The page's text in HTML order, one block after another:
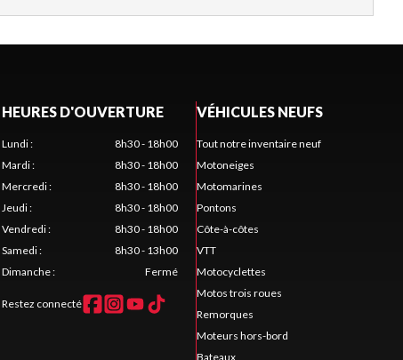
HEURES D'OUVERTURE
Lundi:
8h30 - 18h00
Mardi:
8h30 - 18h00
Mercredi:
8h30 - 18h00
Jeudi:
8h30 - 18h00
Vendredi:
8h30 - 18h00
Samedi:
8h30 - 13h00
Dimanche: Fermé
Restez connecté
VÉHICULES NEUFS
Tout notre inventaire neuf
Motoneiges
Motomarines
Pontons
Côte-à-côtes
VTT
Motocyclettes
Motos trois roues
Remorques
Moteurs hors-bord
Bateaux